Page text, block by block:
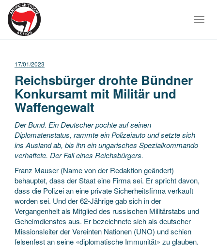
17/01/2023
Reichsbürger drohte Bündner
Konkursamt mit Militär und
Waffengewalt
Der Bund. Ein Deutscher pochte auf seinen
Diplomatenstatus, rammte ein Polizeiauto und setzte sich
ins Ausland ab, bis ihn ein ungarisches Spezialkommando
verhaftete. Der Fall eines Reichsbürgers.
Franz Mauser (Name von der Redaktion geändert)
behauptet, dass der Staat eine Firma sei. Er spricht davon,
dass die Polizei an eine private Sicherheitsfirma verkauft
worden sei. Und der 62-Jährige gab sich in der
Vergangenheit als Mitglied des russischen Militärstabs und
Geheimdienstes aus. Er bezeichnete sich als deutscher
Missionsleiter der Vereinten Nationen (UNO) und schien
felsenfest an seine «diplomatische Immunität» zu glauben.